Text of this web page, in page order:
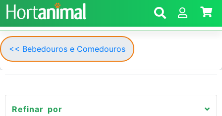
<< Bebedouros e Comedouros
Refinar por